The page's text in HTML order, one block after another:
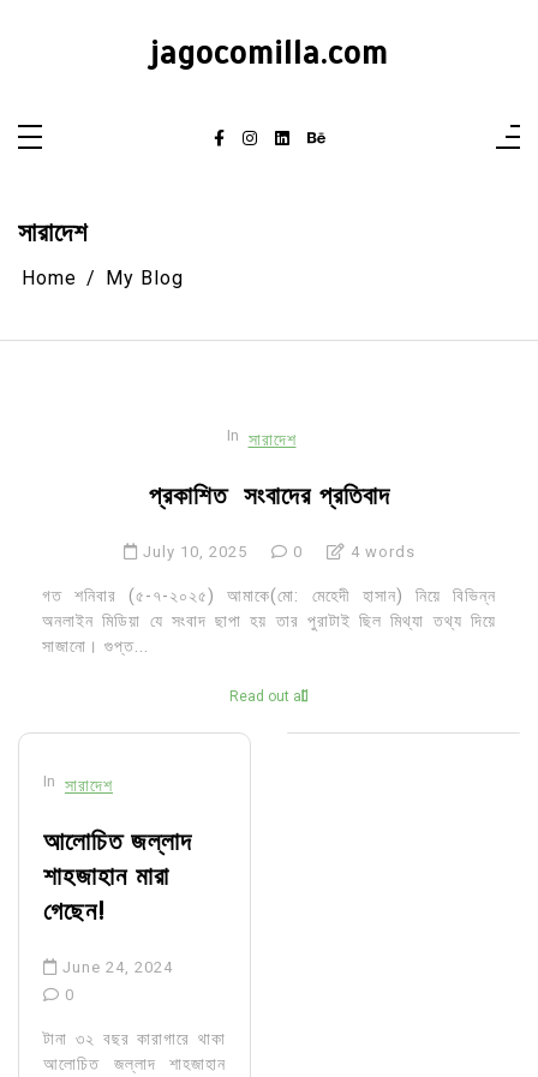
jagocomilla.com
সারাদেশ
Home My Blog
In সারাদেশ
প্রকাশিত সংবাদের প্রতিবাদ
July 10, 2025 0 4 words
গত শনিবার (৫-৭-২০২৫) আমাকে(মো: মেহেদী হাসান) নিয়ে বিভিন্ন
অনলাইন মিডিয়া যে সংবাদ ছাপা হয় তার পুরাটাই ছিল মিথ্যা তথ্য দিয়ে
সাজানো। গুপ্ত...
Read out all
In সারাদেশ
আলোচিত জল্লাদ
শাহজাহান মারা
গেছেন!
June 24, 2024
0
টানা ৩২ বছর কারাগারে থাকা
আলোচিত জল্লাদ শাহজাহান